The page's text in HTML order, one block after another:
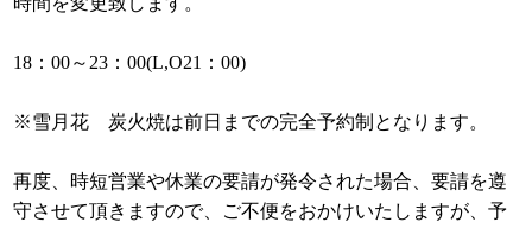
18：00～23：00(L,O21：00)
※雪月花 炭火焼は前日までの完全予約制となります。
再度、時短営業や休業の要請が発令された場合、要請を遵
守させて頂きますので、ご不便をおかけいたしますが、予